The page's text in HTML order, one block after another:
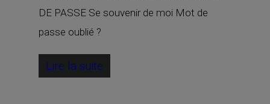
DE PASSE Se souvenir de moi Mot de
passe oublié ?
Lire la suite